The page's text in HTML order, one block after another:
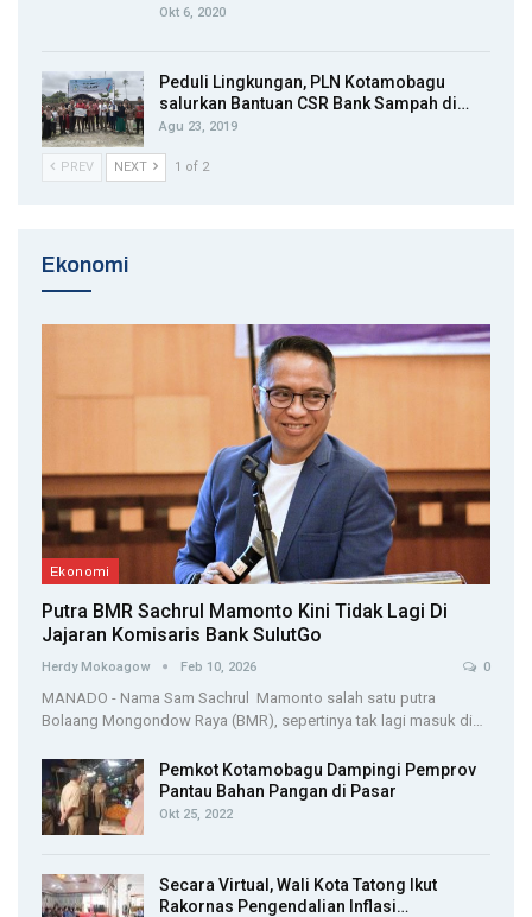
Okt 6, 2020
Peduli Lingkungan, PLN Kotamobagu
salurkan Bantuan CSR Bank Sampah di…
Agu 23, 2019
PREV NEXT 1 of 2
Ekonomi
Ekonomi
Putra BMR Sachrul Mamonto Kini Tidak Lagi Di
Jajaran Komisaris Bank SulutGo
Herdy Mokoagow Feb 10, 2026 0
MANADO - Nama Sam Sachrul Mamonto salah satu putra
Bolaang Mongondow Raya (BMR), sepertinya tak lagi masuk di…
Pemkot Kotamobagu Dampingi Pemprov
Pantau Bahan Pangan di Pasar
Okt 25, 2022
Secara Virtual, Wali Kota Tatong Ikut
Rakornas Pengendalian Inflasi…